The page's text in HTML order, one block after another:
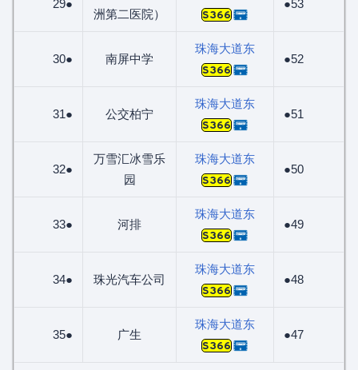
29●
洲第二医院） S366
●53
30● 南屏中学
珠海大道东
S366
●52
31● 公交柏宁
珠海大道东
S366
●51
32●
万雪汇冰雪乐
园
珠海大道东
S366
●50
33● 河排
珠海大道东
S366
●49
34● 珠光汽车公司
珠海大道东
S366
●48
35● 广生
珠海大道东
S366
●47